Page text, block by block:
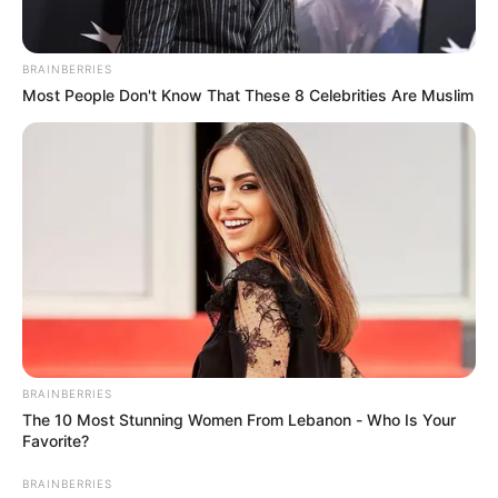
Le puede interesar:
Cundinamarca en donde murió menor de edad
arma de fuego con la cual espantaba a los ladrones que
BRAINBERRIES
Most People Don't Know That These 8 Celebrities Are Muslim
BRAINBERRIES
The 10 Most Stunning Women From Lebanon - Who Is Your
Favorite?
BRAINBERRIES